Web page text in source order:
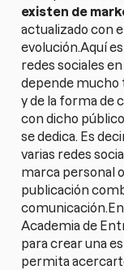
existen de
actualizado con
evolución.Aquí
redes sociales
depende mucho
y de la forma de
con dicho
se dedica. Es
varias redes
marca personal
publicación
Academia de
para crear una
permita